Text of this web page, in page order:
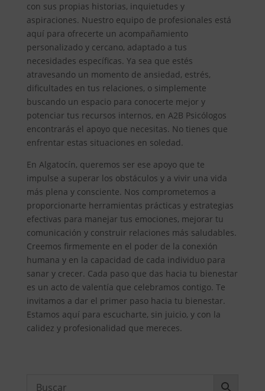
con sus propias historias, inquietudes y
aspiraciones. Nuestro equipo de profesionales está
aquí para ofrecerte un acompañamiento
personalizado y cercano, adaptado a tus
necesidades específicas. Ya sea que estés
atravesando un momento de ansiedad, estrés,
dificultades en tus relaciones, o simplemente
buscando un espacio para conocerte mejor y
potenciar tus recursos internos, en A2B Psicólogos
encontrarás el apoyo que necesitas. No tienes que
enfrentar estas situaciones en soledad.
En Algatocín, queremos ser ese apoyo que te
impulse a superar los obstáculos y a vivir una vida
más plena y consciente. Nos comprometemos a
proporcionarte herramientas prácticas y estrategias
efectivas para manejar tus emociones, mejorar tu
comunicación y construir relaciones más saludables.
Creemos firmemente en el poder de la conexión
humana y en la capacidad de cada individuo para
sanar y crecer. Cada paso que das hacia tu bienestar
es un acto de valentía que celebramos contigo. Te
invitamos a dar el primer paso hacia tu bienestar.
Estamos aquí para escucharte, sin juicio, y con la
calidez y profesionalidad que mereces.